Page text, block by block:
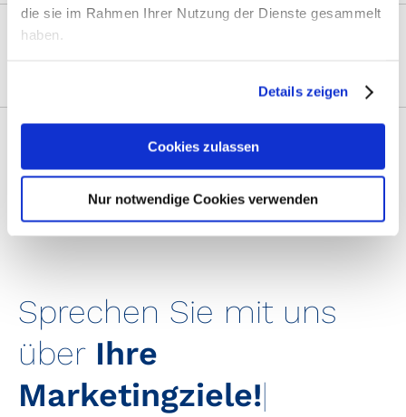
die sie im Rahmen Ihrer Nutzung der Dienste gesammelt
haben.
Details zeigen
Cookies zulassen
Nur notwendige Cookies verwenden
Disposition
On Air-Promotion
Sprechen Sie mit uns
über Ihre
Marketingziele!|